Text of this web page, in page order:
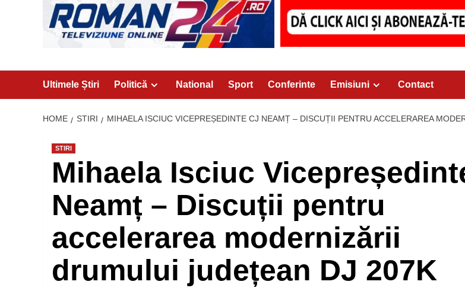
Ultimele Știri Politică National Sport Conferinte Emisiuni Contact
HOME STIRI MIHAELA ISCIUC VICEPREȘEDINTE CJ NEAMȚ – DISCUȚII PENTRU ACCELERAREA
STIRI
Mihaela Isciuc
Neamț – Discuții pentru
accelerarea modernizării
drumului județean DJ 207K